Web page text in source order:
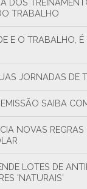
TRABALHO
JORNADAS DE
SAIBA
'NATURAIS'